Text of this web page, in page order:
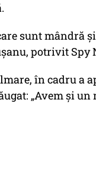
sunt mândră
potrivit Spy
în cadru a
„Avem și un